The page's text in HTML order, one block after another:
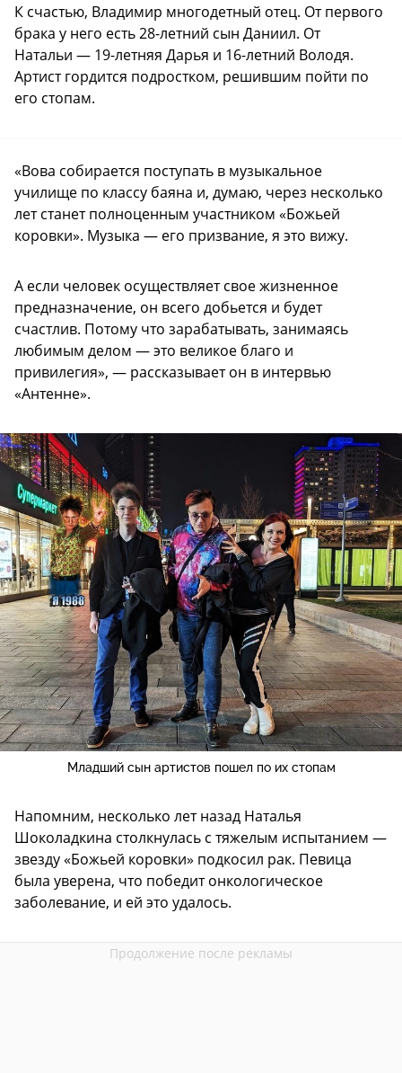
К счастью, Владимир многодетный отец. От первого
брака у него есть 28-летний сын Даниил. От
Натальи — 19-летняя Дарья и 16-летний Володя.
Артист гордится подростком, решившим пойти по
его стопам.
«Вова собирается поступать в музыкальное
училище по классу баяна и, думаю, через несколько
лет станет полноценным участником «Божьей
коровки». Музыка — его призвание, я это вижу.
А если человек осуществляет свое жизненное
предназначение, он всего добьется и будет
счастлив. Потому что зарабатывать, занимаясь
любимым делом — это великое благо и
привилегия», — рассказывает он в интервью
«Антенне».
Младший сын артистов пошел по их стопам
Напомним, несколько лет назад Наталья
Шоколадкина столкнулась с тяжелым испытанием —
звезду «Божьей коровки» подкосил рак. Певица
была уверена, что победит онкологическое
заболевание, и ей это удалось.